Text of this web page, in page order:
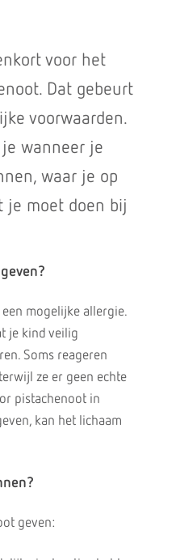
voor het
Dat gebeurt
voorwaarden.
je wanneer je
waar je op
je moet doen bij
mogelijke allergie.
je kind veilig
Soms reageren
ze er geen echte
pistachenoot in
kan het lichaam
geven: